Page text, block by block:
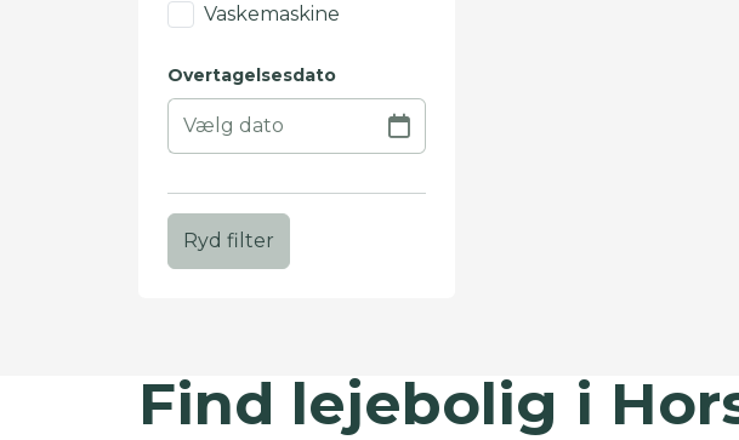
Vaskemaskine
Overtagelsesdato
Ryd filter
Find lejebolig i